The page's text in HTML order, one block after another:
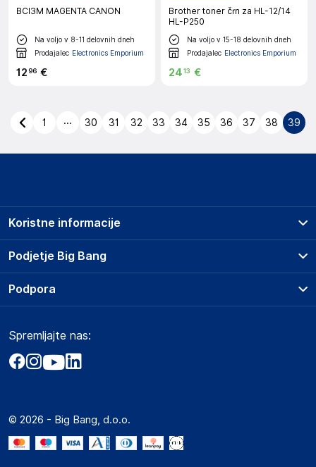
BCI3M MAGENTA CANON
Na voljo v 8-11 delovnih dneh
Prodajalec Electronics Emporium
1296 €
Brother toner črn za HL-12/14
HL-P250
Na voljo v 15-18 delovnih dneh
Prodajalec Electronics Emporium
2413 €
1 ... 30 31 32 33 34 35 36 37 38 39
Podjetje Big Bang
O podjetju
Obvestila za javnost
Akt o digitalnih storitvah
Marketplace za partnerje
Novosti
Koristne informacije
Prodajna mesta
Storitve
Dostava, vnos in odvoz
Zavarovanje izdelkov
Podpora
Marketplace
Kako oddati naročilo?
Spremljajte nas:
© 2026 - Big Bang, d.o.o.